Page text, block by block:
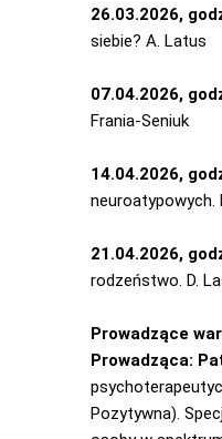
26.03.2026,
siebie? A. Latus
07.04.2026,
Frania-Seniuk
14.04.2026,
neuroatypowych.
21.04.2026,
rodzeństwo. D.
Prowadzące
Prowadząca:
Pozytywna).